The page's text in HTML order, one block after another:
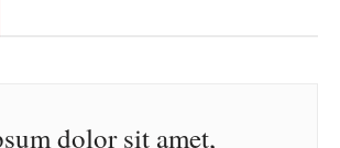
dolor sit amet,